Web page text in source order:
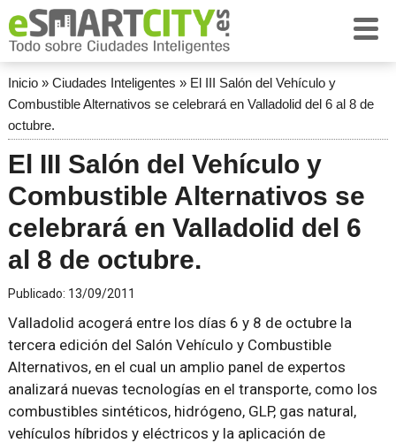
Inicio» Ciudades Inteligentes » El III Salón del Vehículo y
Combustible Alternativos se celebrará en Valladolid del 6 al 8 de
octubre.
El III Salón del Vehículo y
Combustible Alternativos se
celebrará en Valladolid del 6
al 8 de octubre.
Publicado: 13/09/2011
Valladolid acogerá entre los días 6 y 8 de octubre la
tercera edición del Salón Vehículo y Combustible
Alternativos, en el cual un amplio panel de expertos
analizará nuevas tecnologías en el transporte, como los
combustibles sintéticos, hidrógeno, GLP, gas natural,
vehículos híbridos y eléctricos y la aplicación de